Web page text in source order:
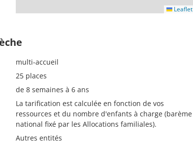
Leaflet
multi-accueil
25 places
de 8 semaines à 6 ans
La tarification est calculée en fonction de vos
ressources et du nombre d'enfants à charge (barème
national fixé par les Allocations familiales).
Autres entités